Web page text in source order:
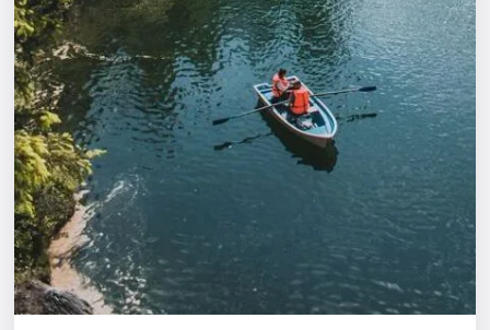
Площадки
Артисты
Рейтинги